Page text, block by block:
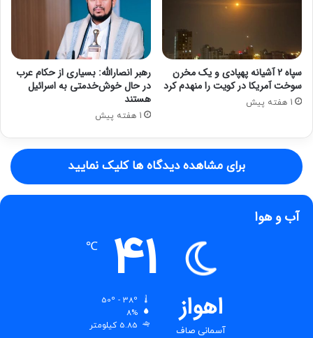
سپاه 2 آشیانه پهپادی و یک مخرن
سوخت آمریکا در کویت را منهدم کرد
1 هفته پیش
رهبر انصارالله: بسیاری از حکام عرب
در حال خوش‌خدمتی به اسرائیل
هستند
1 هفته پیش
برای مشاهده دیدگاه ها کلیک نمایید
آب و هوا
اهواز
آسمانی صاف
41
℃
8%
5.85 کیلومتر